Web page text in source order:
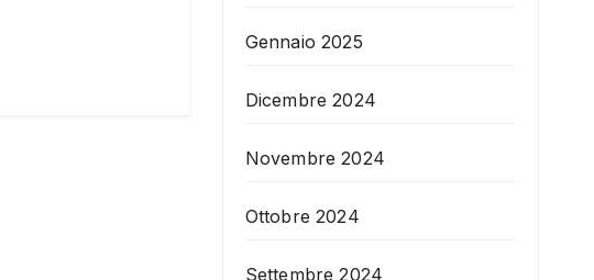
Gennaio 2025
Dicembre 2024
Novembre 2024
Ottobre 2024
Settembre 2024